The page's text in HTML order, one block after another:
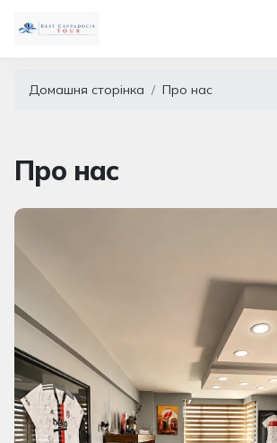
Домашня сторінка Про нас
Про нас